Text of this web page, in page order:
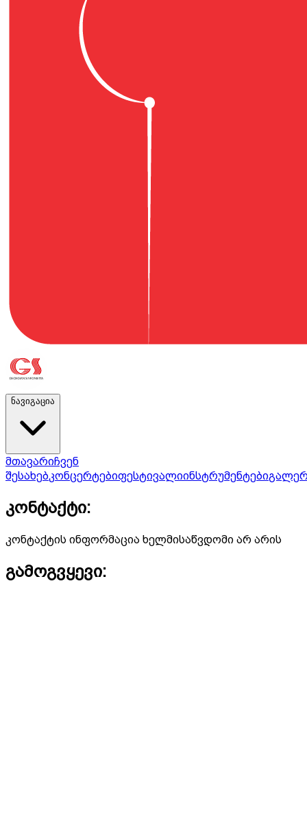
ნავიგაცია
მთავარიჩვენ
შესახებკონცერტებიფესტივალიინსტრუმენტები
კონტაქტი:
კონტაქტის ინფორმაცია ხელმისაწვდომი არ არის
გამოგვყევი: